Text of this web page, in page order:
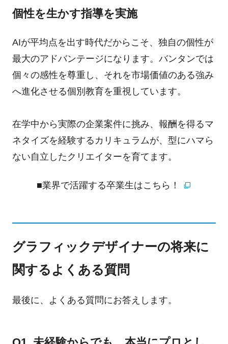
個性を生かす指導を実施
AIが平均点を出す時代だからこそ、独自の個性が
最大のアドバンテージになります。バンタンでは
個々の感性を尊重し、それを市場価値のある強み
へ進化させる個別教育を重視しています。
在学中から実際の企業案件に挑み、報酬を得るマ
ネタイズを経験するカリキュラムが、型にハマら
ない自立したクリエイターを育てます。
■業界で活躍する卒業生はこちら！
グラフィックデザイナーの将来に
関するよくある質問
最後に、よくある質問にお答えします。